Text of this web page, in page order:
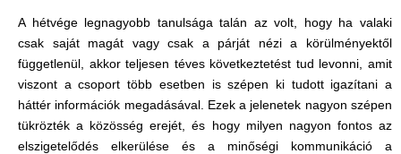
A hétvége legnagyobb tanulsága talán az volt, hogy ha valaki
csak saját magát vagy csak a párját nézi a körülményektől
függetlenül, akkor teljesen téves következtetést tud levonni, amit
viszont a csoport több esetben is szépen ki tudott igazítani a
háttér információk megadásával. Ezek a jelenetek nagyon szépen
tükrözték a közösség erejét, és hogy milyen nagyon fontos az
elszigetelődés elkerülése és a minőségi kommunikáció a